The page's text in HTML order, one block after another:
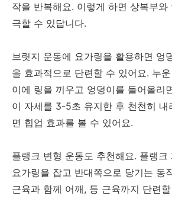
작을 반복해요. 이렇게 하면 상복부
극할 수 있답니다.
브릿지 운동에 요가링을 활용하면 엉
을 효과적으로 단련할 수 있어요. 누
이에 링을 끼우고 엉덩이를 들어올리
이 자세를 3-5초 유지한 후 천천히 내
면 힙업 효과를 볼 수 있어요.
플랭크 변형 운동도 추천해요. 플랭크
요가링을 잡고 반대쪽으로 당기는 동
근육과 함께 어깨, 등 근육까지 단련